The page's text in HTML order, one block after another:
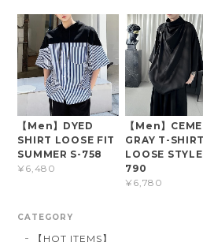
【Men】DYED
SHIRT LOOSE FIT
SUMMER S-758
¥6,480
【Men】
GRAY T-SHIRT
LOOSE
790
¥6,780
CATEGORY
【HOT ITEMS】